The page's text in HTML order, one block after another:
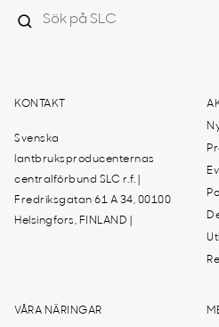
KONTAKT
Svenska
lantbruksproducenternas
centralförbund SLC r.f. |
Fredriksgatan 61 A 34, 00100
Helsingfors, FINLAND |
VÅRA NÄRINGAR